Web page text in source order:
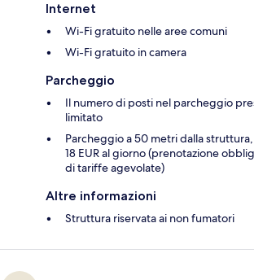
Internet
Wi-Fi gratuito nelle aree comuni
Wi-Fi gratuito in camera
Parcheggio
Il numero di posti nel parcheggio
limitato
Parcheggio a 50 metri dalla
18 EUR al giorno (prenotazione
di tariffe agevolate)
Altre informazioni
Struttura riservata ai non fumatori